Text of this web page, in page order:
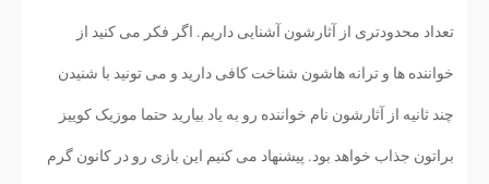
تعداد محدودتری از آثارشون آشنایی داریم. اگر فکر می کنید از
خواننده ها و ترانه هاشون شناخت کافی دارید و می تونید با شنیدن
چند ثانیه از آثارشون نام خواننده رو به یاد بیارید حتما موزیک کوییز
براتون جذاب خواهد بود. پیشنهاد می کنیم این بازی رو در کانون گرم